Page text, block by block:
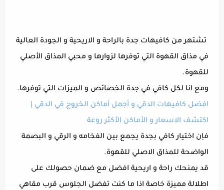
تشتهر من كافيهات جدة بالراحة و الاريحية و الجودة العالية
في مذاق القهوة التي توفرها لزوارها و محبي المذاق الأصلي
للقهوة.
ومع انا لكل كافي في جدة الخصائص و الميزات التي توفرها.
افضل كافيهات الدقي و أجمل أماكن الخروج في الدقي |
اكتشف الاسعار و الأماكن الأكثر روعة
فإن اختيار كافي بجدة يجمع بين الفخامه و الرقي و البصمة
الواضحة للمذاق الاصلي للقهوة.
قد يمنحك راحة و اريحية افضل مع ضمان حصولك على
اطلالة مميزة خاصة اذا ما كنت تفضل الجلوس قرب مقاهي